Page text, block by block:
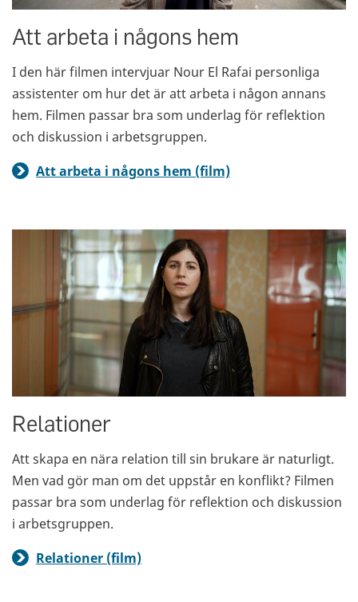
Att arbeta i någons hem
I den här filmen intervjuar Nour El Rafai personliga
assistenter om hur det är att arbeta i någon annans
hem. Filmen passar bra som underlag för reflektion
och diskussion i arbetsgruppen.
Att arbeta i någons hem (film)
Relationer
Att skapa en nära relation till sin brukare är naturligt.
Men vad gör man om det uppstår en konflikt? Filmen
passar bra som underlag för reflektion och diskussion
i arbetsgruppen.
Relationer (film)